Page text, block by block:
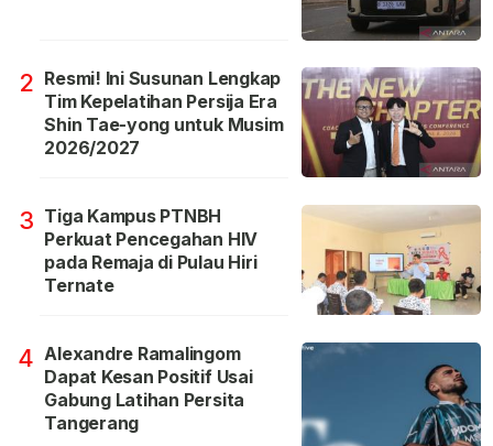
2 Resmi! Ini Susunan Lengkap
Tim Kepelatihan Persija Era
Shin Tae-yong untuk Musim
2026/2027
3 Tiga Kampus PTNBH
Perkuat Pencegahan HIV
pada Remaja di Pulau Hiri
Ternate
4 Alexandre Ramalingom
Dapat Kesan Positif Usai
Gabung Latihan Persita
Tangerang